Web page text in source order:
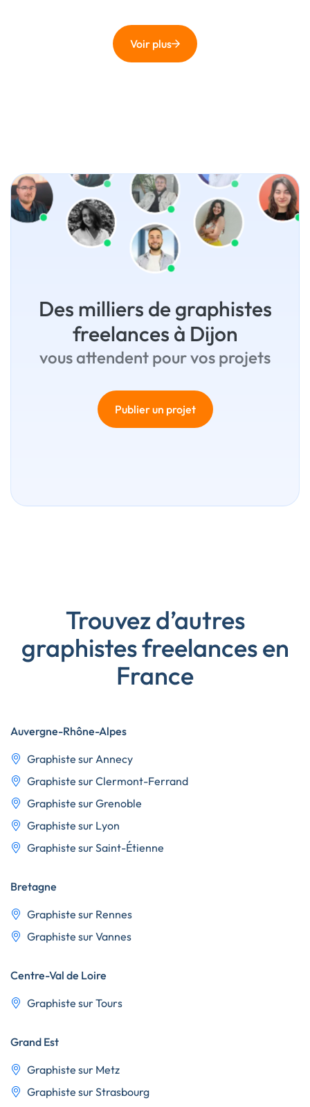
Voir plus
Des milliers de graphistes
freelances à Dijon
vous attendent pour vos projets
Publier un projet
Trouvez d’autres
graphistes freelances en
France
Auvergne-Rhône-Alpes
Graphiste sur Annecy
Graphiste sur Clermont-Ferrand
Graphiste sur Grenoble
Graphiste sur Lyon
Graphiste sur Saint-Étienne
Bretagne
Graphiste sur Rennes
Graphiste sur Vannes
Centre-Val de Loire
Graphiste sur Tours
Grand Est
Graphiste sur Metz
Graphiste sur Strasbourg